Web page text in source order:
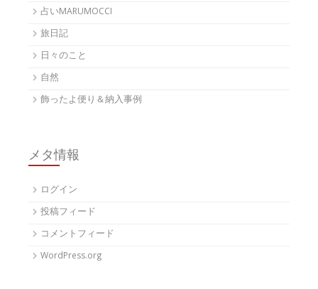
占いMARUMOCCI
旅日記
日々のこと
自然
飾ったよ便り＆納入事例
メタ情報
ログイン
投稿フィード
コメントフィード
WordPress.org